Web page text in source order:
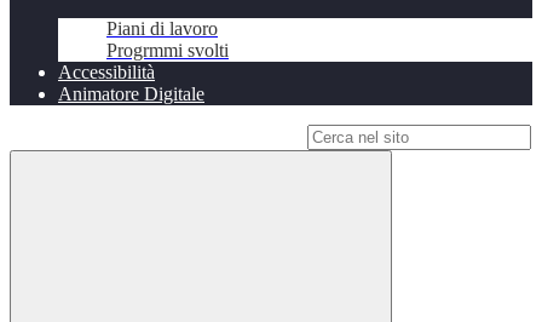
Piani di lavoro
Progrmmi svolti
Accessibilità
Animatore Digitale